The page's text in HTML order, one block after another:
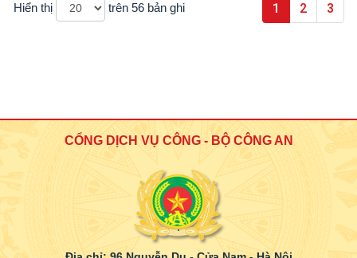
Hiển thị trên 56bản ghi 1 2 3
CỔNG DỊCH VỤ CÔNG - BỘ CÔNG AN
.